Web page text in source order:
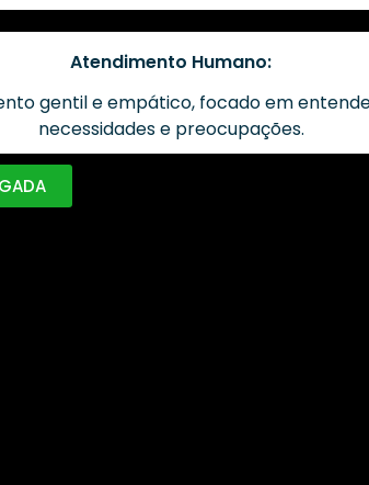
Atendimento Humano:
gentil e empático, focado em
necessidades e preocupações.